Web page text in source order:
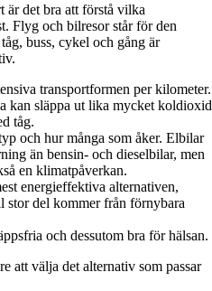
är det bra att förstå vilka
Flyg och bilresor står för den
buss, cykel och gång är
transportformen per kilometer.
kan släppa ut lika mycket koldioxid
tåg.
och hur många som åker. Elbilar
än bensin- och dieselbilar, men
en klimatpåverkan.
energieffektiva alternativen,
stor del kommer från förnybara
och dessutom bra för hälsan.
att välja det alternativ som passar